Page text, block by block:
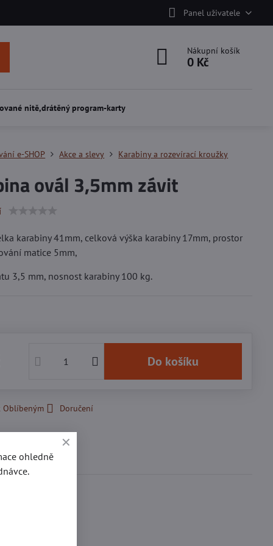
Panel uživatele
Nákupní košík
0 Kč
nitě,drátěný program-karty
e-SHOP Akce a slevy Karabiny a rozevírací kroužky
ovál 3,5mm závit
karabiny 41mm, celková výška karabiny 17mm, prostor
matice 5mm,
3,5 mm, nosnost karabiny 100 kg.
Do košíku
Oblíbeným Doručení
0ohledně